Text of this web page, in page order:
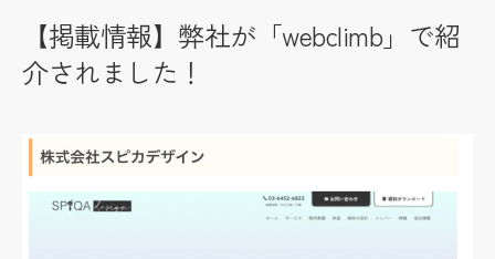
【掲載情報】弊社が「webclimb」で紹
介されました！